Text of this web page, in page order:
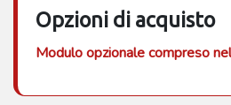
Opzioni di acquisto
Modulo opzionale compreso